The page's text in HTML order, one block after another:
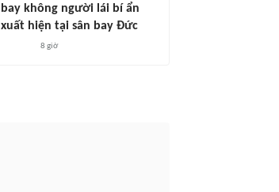
bay không người lái bí ẩn
xuất hiện tại sân bay Đức
8 giờ